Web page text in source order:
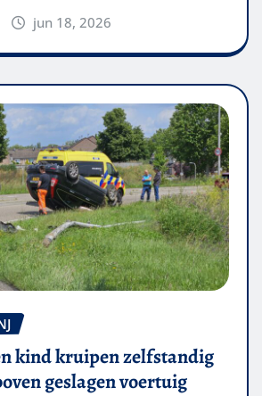
jun 18, 2026
kind kruipen zelfstandig
geslagen voertuig